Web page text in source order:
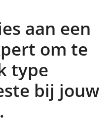
aan een
om te
type
bij jouw